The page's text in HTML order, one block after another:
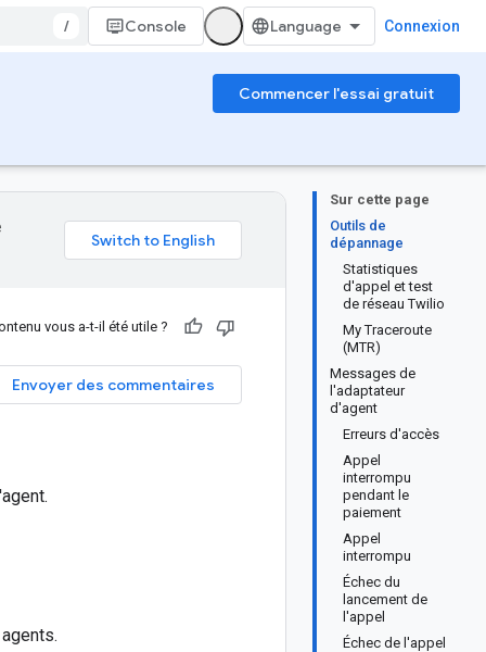
/ Console Connexion
Commencer l'essai gratuit
Sur cette page
Outils de
dépannage
Statistiques
d'appel et test
de réseau Twilio
My Traceroute
(MTR)
Messages de
l'adaptateur
d'agent
Erreurs d'accès
Appel
interrompu
pendant le
paiement
Appel
interrompu
Échec du
lancement de
l'appel
Échec de l'appel
vous a-t-il été utile ?
Envoyer des commentaires